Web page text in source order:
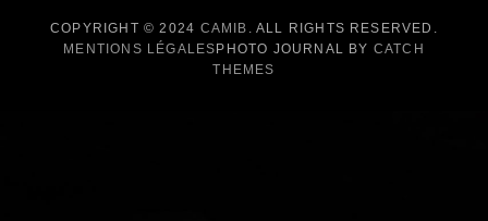
COPYRIGHT © 2024 CAMIB
. ALL RIGHTS RESERVED.
MENTIONS LÉGALESPHOTO JOURNAL BY CATCH
THEMES